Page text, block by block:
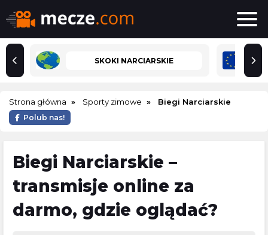
SKOKI NARCIARSKIE
Strona główna Sporty zimowe Biegi Narciarskie
Polub nas!
Biegi Narciarskie –
transmisje online za
darmo, gdzie oglądać?